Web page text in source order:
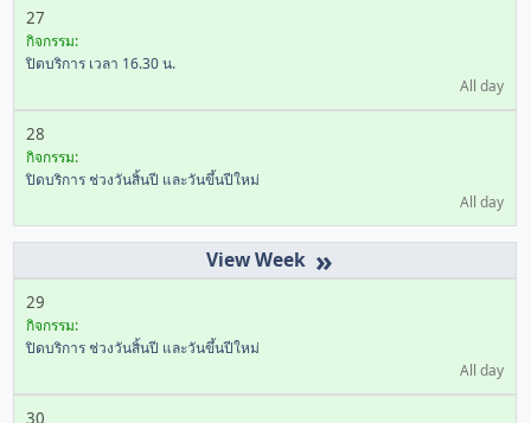
27
กิจกรรม:
ปิดบริการ เวลา 16.30 น.
All day
28
กิจกรรม:
ปิดบริการ ช่วงวันสิ้นปี และวันขึ้นปีใหม่
All day
»
29
กิจกรรม:
ปิดบริการ ช่วงวันสิ้นปี และวันขึ้นปีใหม่
All day
30